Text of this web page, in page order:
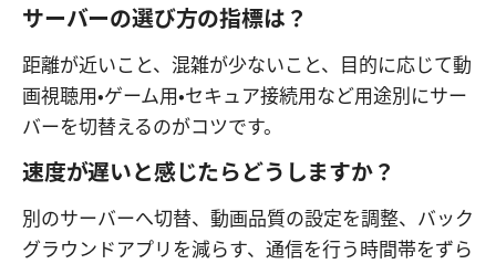
サーバーの選び方の指標は？
距離が近いこと、混雑が少ないこと、目的に応じて動
画視聴用・ゲーム用・セキュア接続用など用途別にサー
バーを切替えるのがコツです。
速度が遅いと感じたらどうしますか？
別のサーバーへ切替、動画品質の設定を調整、バック
グラウンドアプリを減らす、通信を行う時間帯をずら